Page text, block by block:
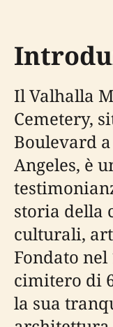
Il Valhalla
Cemetery,
Boulevard
Angeles, è
storia della
culturali,
Fondato nel
cimitero di
la sua